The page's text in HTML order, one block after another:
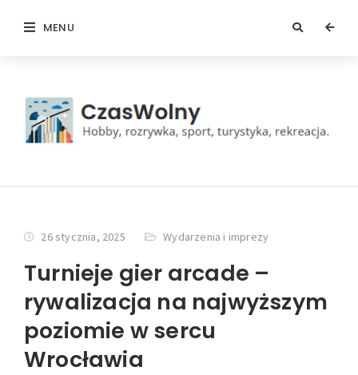
MENU
26 stycznia, 2025 Wydarzenia i imprezy
Turnieje gier arcade –
rywalizacja na najwyższym
poziomie w sercu
Wrocławia